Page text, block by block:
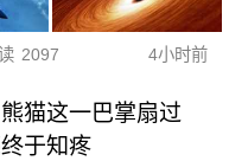
2097 4小时前
猫这一巴掌扇过
于知疼